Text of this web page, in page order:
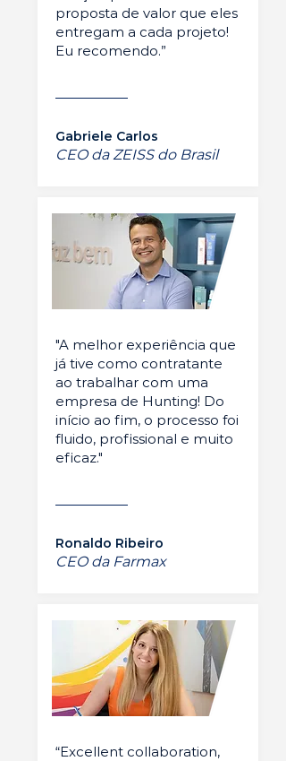
proposta de valor que eles
entregam a cada projeto!
Eu recomendo.”
Gabriele Carlos
CEO da ZEISS do Brasil
"A melhor experiência que
já tive como contratante
ao trabalhar com uma
empresa de Hunting! Do
início ao fim, o processo foi
fluido, profissional e muito
eficaz."
Ronaldo Ribeiro
CEO da Farmax
“Excellent collaboration,